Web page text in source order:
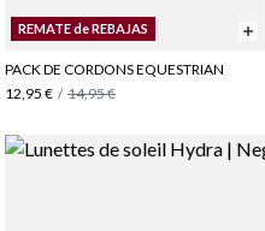
REMATE de REBAJAS
PACK DE CORDONS EQUESTRIAN
12,95 € / 14,95 €